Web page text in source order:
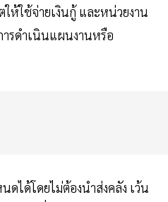
ห้ใช้จ่ายเงินกู้ และหน่วยงาน
รดําเนินแผนงานหรือ
ดได้โดยไม่ต้องนําส่งคลัง เว้น